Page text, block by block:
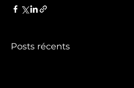
Posts récents